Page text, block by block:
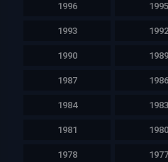
1996 1995
1993 1992
1990 1989
1987 1986
1984 1983
1981 1980
1978 1977